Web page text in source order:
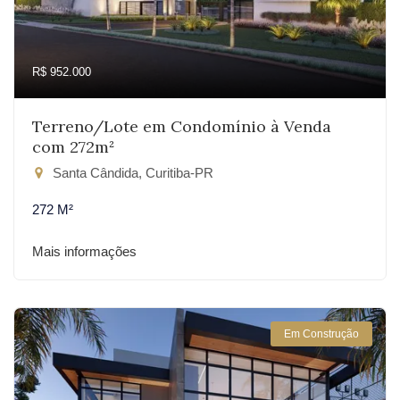
R$ 952.000
Terreno/Lote em Condomínio à Venda
com 272m²
Santa Cândida, Curitiba-PR
272 M²
Mais informações
Em Construção